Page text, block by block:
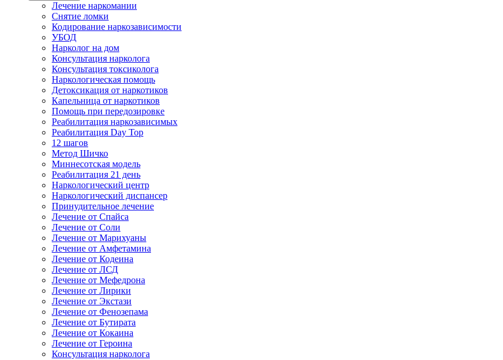
Лечение наркомании
Снятие ломки
Кодирование наркозависимости
УБОД
Нарколог на дом
Консультация нарколога
Консультация токсиколога
Наркологическая помощь
Детоксикация от наркотиков
Капельница от наркотиков
Помощь при передозировке
Реабилитация наркозависимых
Реабилитация Day Top
12 шагов
Метод Шичко
Миннесотская модель
Реабилитация 21 день
Наркологический центр
Наркологический диспансер
Принудительное лечение
Лечение от Спайса
Лечение от Соли
Лечение от Марихуаны
Лечение от Амфетамина
Лечение от Кодеина
Лечение от ЛСД
Лечение от Мефедрона
Лечение от Лирики
Лечение от Экстази
Лечение от Фенозепама
Лечение от Бутирата
Лечение от Кокаина
Лечение от Героина
Консультация нарколога